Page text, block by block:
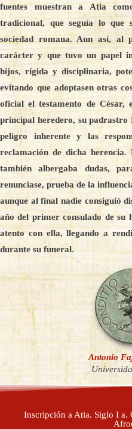
fuentes muestran a Atia
tradicional, que seguía lo que
sociedad romana. Aun así, al
carácter y que tuvo un papel
hijos, rígida y disciplinaria,
evitando que adoptasen otras
oficial el testamento de César,
principal heredero, su
peligro inherente y las
reclamación de dicha
también albergaba dudas,
renunciase, prueba de la
aunque al final nadie consiguió
año del primer consulado de su
atento con ella, llegando a
durante su funeral.
Antonio
Inscripción a Atia. Siglo I a.